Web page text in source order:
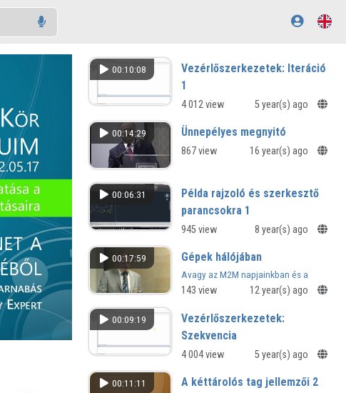
00:10:08
Vezérlőszerkezetek: Iteráció
1
4 012 view 5 year(s) ago
00:14:29 Ünnepélyes megnyitó
867 view 16 year(s) ago
00:06:31
Példa rajzoló és szerkesztő
parancsokra 1
945 view 8 year(s) ago
00:17:59 Gépek hálójában
Avagy az M2M napjainkban és a
jövőben
143 view 12 year(s) ago
00:09:19
Vezérlőszerkezetek:
Szekvencia
4 004 view 5 year(s) ago
00:11:11 A kéttárolós tag jellemzői 2